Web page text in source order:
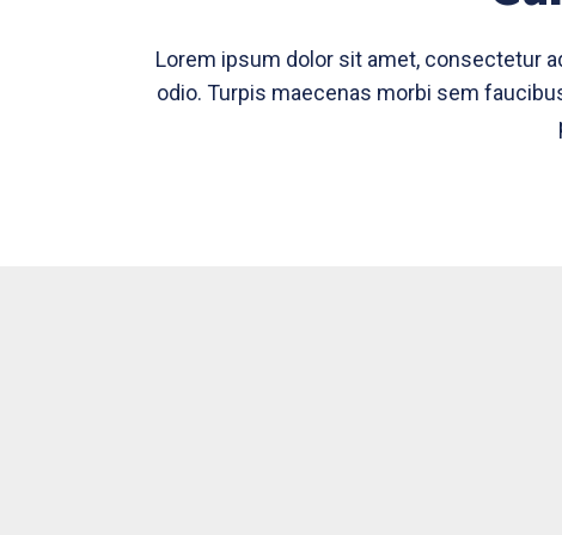
Lorem ipsum dolor sit amet, consectetur
odio. Turpis maecenas morbi sem